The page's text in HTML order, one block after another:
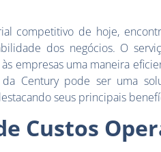
competitivo de hoje,
dos negócios. O
empresas uma maneira
Century pode ser uma
seus principais
Custos